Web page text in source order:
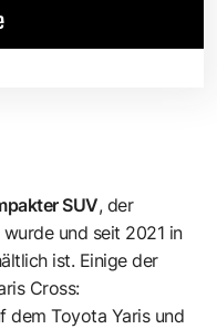
SUV, der
und seit 2021 in
ist. Einige der
Cross:
dem Toyota Yaris und